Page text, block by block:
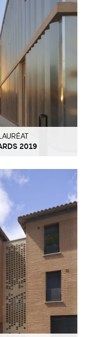
2019